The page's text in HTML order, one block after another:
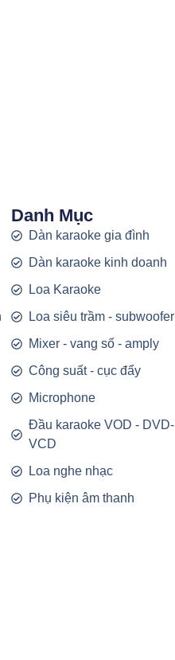
Danh Mục
Dàn karaoke gia đình
Dàn karaoke kinh doanh
Loa Karaoke
Loa siêu trầm - subwoofer
Mixer - vang số - amply
Công suất - cục đẩy
Microphone
Đầu karaoke VOD - DVD-
VCD
Loa nghe nhạc
Phụ kiện âm thanh